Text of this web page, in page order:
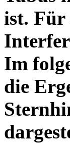
ist. Für
Im
die